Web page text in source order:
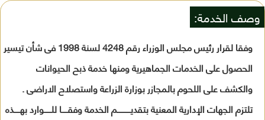
وصف الخدمة:
وفقا لقرار رئيس مجلس الوزراء رقم 4248 لسنة 1998 فى شأن تيسير
الحصول على الخدمات الجماهيرية ومنها خدمة ذبح الحيوانات
والكشف على اللحوم بالمجازر بوزارة الزراعة واستصلاح الاراضى .
تلتزم الجهات الإدارية المعنية بتقديـــــــــــم الخدمة وفقـــــا للــــــوارد بهـــــذه